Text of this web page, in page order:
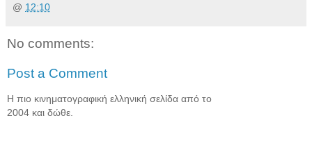
@ 12:10
No comments:
Post a Comment
Η πιο κινηματογραφική ελληνική σελίδα από το
2004 και δώθε.